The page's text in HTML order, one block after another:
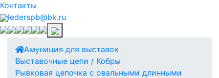
Контакты
lederspb@bk.ru
Амуниция для выставок
Выставочные цепи / Кобры
Рывковая цепочка с овальными длинными